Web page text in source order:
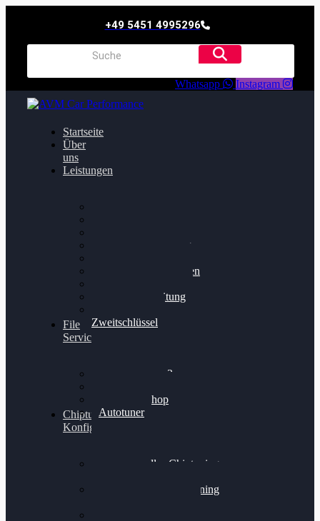
+49 5451 4995296
Whatsapp Instagram
Startseite
Über
uns
Leistungen
Getriebeoptimierung
Bremsscheiben planen
Felgenaufbereitung
Zweitschlüssel
File
Service
Alientech Kess3
Alientech Shop
Autotuner
Chiptuning
Konfigurator
Professionelles Chiptuning
Professionelles Chiptuning